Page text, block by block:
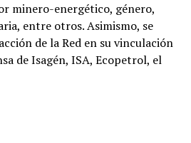
minero-energético, género,
entre otros. Asimismo, se
de la Red en su vinculación
de Isagén, ISA, Ecopetrol, el